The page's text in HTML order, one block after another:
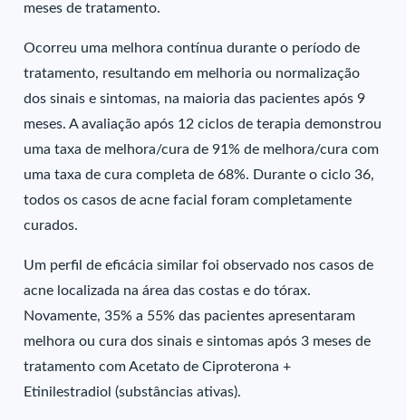
meses de tratamento.
Ocorreu uma melhora contínua durante o período de
tratamento, resultando em melhoria ou normalização
dos sinais e sintomas, na maioria das pacientes após 9
meses. A avaliação após 12 ciclos de terapia demonstrou
uma taxa de melhora/cura de 91% de melhora/cura com
uma taxa de cura completa de 68%. Durante o ciclo 36,
todos os casos de acne facial foram completamente
curados.
Um perfil de eficácia similar foi observado nos casos de
acne localizada na área das costas e do tórax.
Novamente, 35% a 55% das pacientes apresentaram
melhora ou cura dos sinais e sintomas após 3 meses de
tratamento com Acetato de Ciproterona +
Etinilestradiol (substâncias ativas).